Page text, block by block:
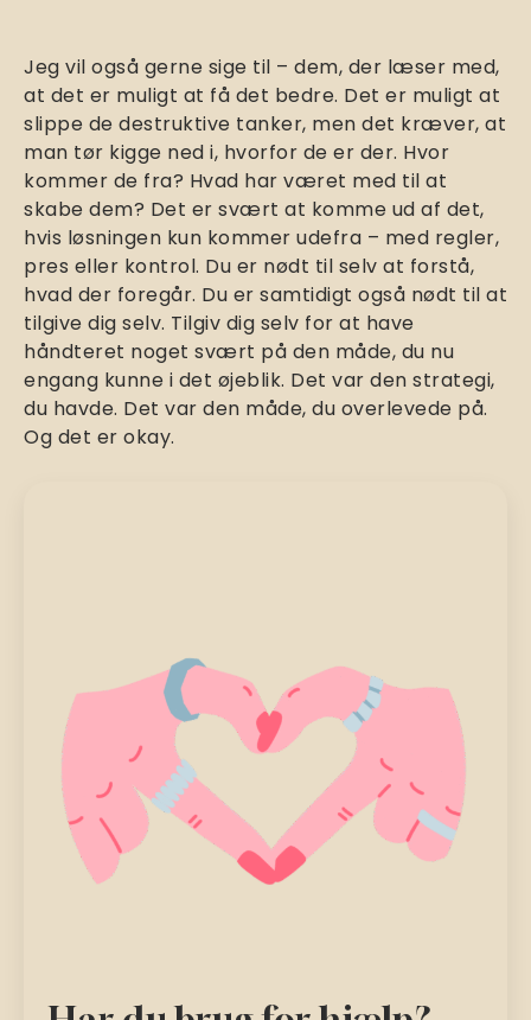
Jeg vil også gerne sige til – dem, der læser med,
at det er muligt at få det bedre. Det er muligt at
slippe de destruktive tanker, men det kræver, at
man tør kigge ned i, hvorfor de er der. Hvor
kommer de fra? Hvad har været med til at
skabe dem? Det er svært at komme ud af det,
hvis løsningen kun kommer udefra – med regler,
pres eller kontrol. Du er nødt til selv at forstå,
hvad der foregår. Du er samtidigt også nødt til at
tilgive dig selv. Tilgiv dig selv for at have
håndteret noget svært på den måde, du nu
engang kunne i det øjeblik. Det var den strategi,
du havde. Det var den måde, du overlevede på.
Og det er okay.